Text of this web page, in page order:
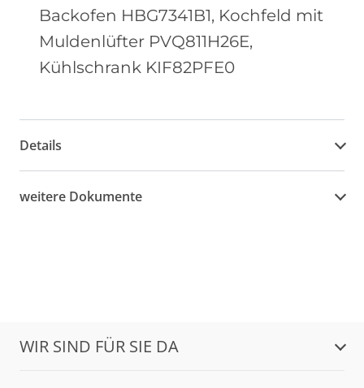
Backofen HBG7341B1, Kochfeld mit
Muldenlüfter PVQ811H26E,
Kühlschrank KIF82PFE0
Details
weitere Dokumente
WIR SIND FÜR SIE DA